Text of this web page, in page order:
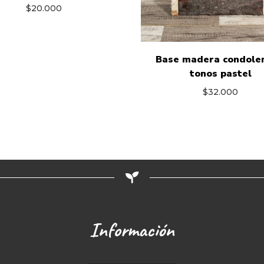
$20.000
Base madera
tonos pastel
$32.000
Información